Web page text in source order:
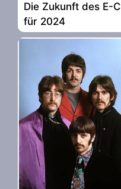
Die Zukunft des E-
für 2024